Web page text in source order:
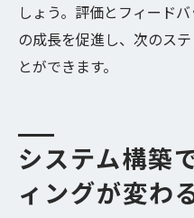
しょう。評価とフィード
の成長を促進し、次のス
とができます。
システム構築
ィングが変わ